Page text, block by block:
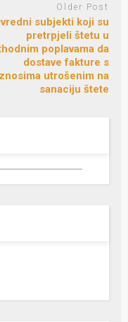
Older Post
subjekti koji su
pretrpjeli štetu u
poplavama da
dostave fakture s
utrošenim na
sanaciju štete